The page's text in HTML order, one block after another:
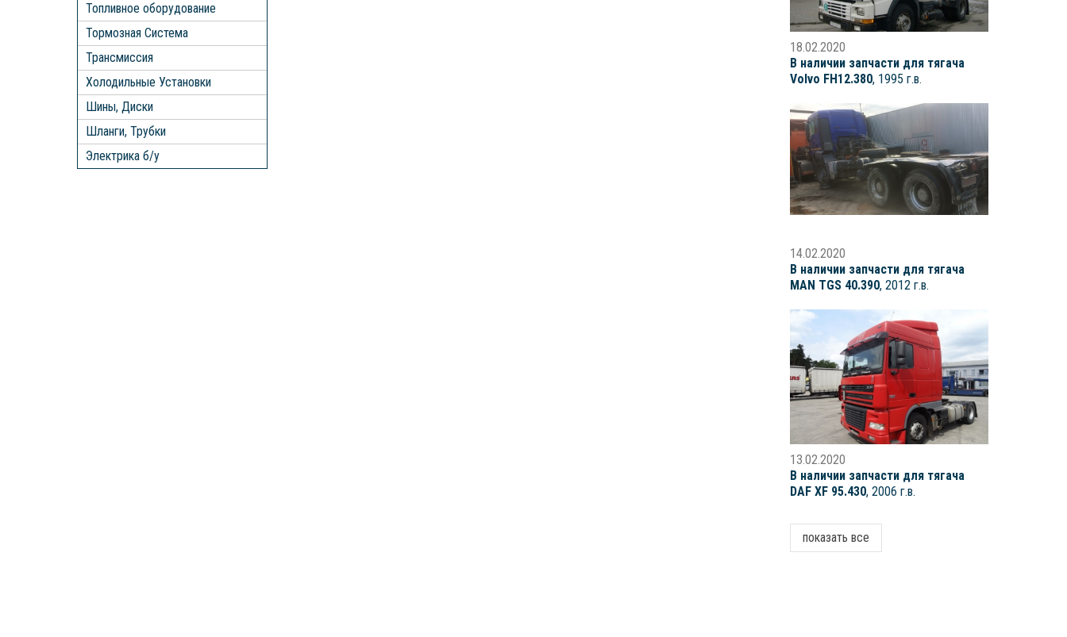
Топливное оборудование
Тормозная Система
Трансмиссия
Холодильные Установки
Шины, Диски
Шланги, Трубки
Электрика б/у
18.02.2020
В наличии запчасти для тягача
Volvo FH12.380, 1995 г.в.
14.02.2020
В наличии запчасти для тягача
MAN TGS 40.390, 2012 г.в.
13.02.2020
В наличии запчасти для тягача
DAF XF 95.430, 2006 г.в.
показать все